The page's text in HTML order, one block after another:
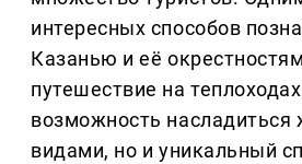
интересных способов
Казанью и её
путешествие на
возможность
видами, но и уникальный